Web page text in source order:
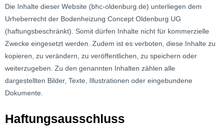
Die Inhalte dieser Website (bhc-oldenburg.de) unterliegen dem
Urheberrecht der Bodenheizung Concept Oldenburg UG
(haftungsbeschränkt). Somit dürfen Inhalte nicht für kommerzielle
Zwecke eingesetzt werden. Zudem ist es verboten, diese Inhalte zu
kopieren, zu verändern, zu veröffentlichen, zu speichern oder
weiterzugeben. Zu den genannten Inhalten zählen alle
dargestellten Bilder, Texte, Illustrationen oder eingebundene
Dokumente.
Haftungsausschluss